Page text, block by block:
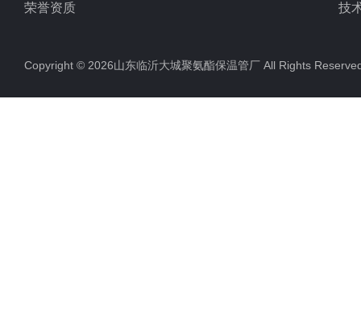
荣誉资质 技
Copyright © 2026山东临沂大城聚氨酯保温管厂 All Rights